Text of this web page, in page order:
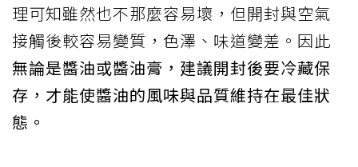
理可知雖然也不那麼容易壞，但開封與空氣
接觸後較容易變質，色澤、味道變差。因此
無論是醬油或醬油膏，建議開封後要冷藏保
存，才能使醬油的風味與品質維持在最佳狀
態。